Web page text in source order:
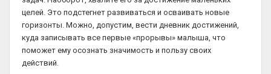
целей. Это подстегнет развиваться и осваивать новые
горизонты. Можно, допустим, вести дневник достижений,
куда записывать все первые «прорывы» малыша, что
поможет ему осознать значимость и пользу своих
действий.